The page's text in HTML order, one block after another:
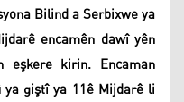
Bilind a Serbixwe ya
encamên dawî yên
eşkere kirin. Encaman
giştî ya 11ê Mijdarê li